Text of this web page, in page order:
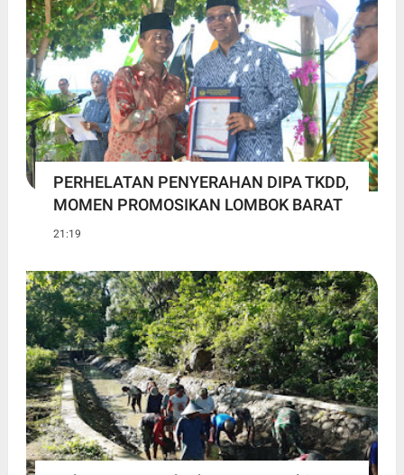
PERHELATAN PENYERAHAN DIPA TKDD,
MOMEN PROMOSIKAN LOMBOK BARAT
21:19